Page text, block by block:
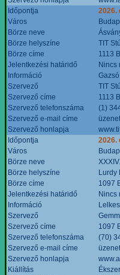
Időpontja
2026.
Város
Börze neve
Börze helyszíne
TIT
Börze címe
1113
Jelentkezési határidő
Nincs
Információ
Szervező
TIT
Szervező címe
1113
Szervező telefonszáma
(1)
Szervező e-mail címe
Szervező honlapja
Időpontja
2026.
Város
Börze neve
Börze helyszíne
Lurdy
Börze címe
1097
Jelentkezési határidő
Nincs
Információ
Szervező
Szervező címe
1097
Szervező telefonszáma
(70)
Szervező e-mail címe
Szervező honlapja
Kiállítás